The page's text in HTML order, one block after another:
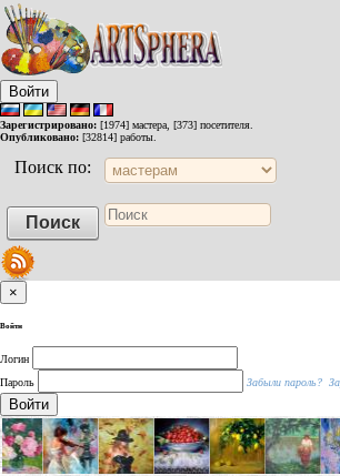
Войти
Зарегистрировано: [1974] мастера, [373] посетителя.
Опубликовано: [32814] работы.
Поиск по:
×
Войти
Логин
Пароль
Забыли пароль?
Войти